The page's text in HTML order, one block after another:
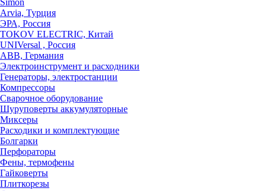
Simon
Arvia, Турция
ЭРА, Россия
TOKOV ELECTRIC, Китай
UNIVersal , Россия
ABB, Германия
Электроинструмент и расходники
Генераторы, электростанции
Компрессоры
Сварочное оборудование
Шуруповерты аккумуляторные
Миксеры
Расходики и комплектующие
Болгарки
Перфораторы
Фены, термофены
Гайковерты
Плиткорезы